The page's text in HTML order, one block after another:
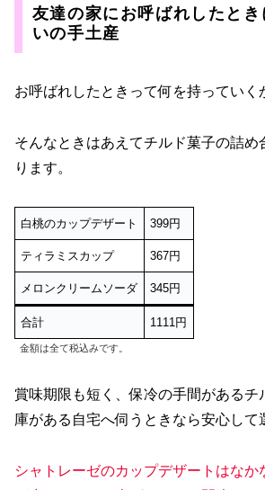
友達の家にお呼ばれしたと
いの手土産
お呼ばれしたときって何を持っていく
そんなときはあえてチルド菓子の詰め
ります。
白桃のカップデザート 399円
ティラミスカップ 367円
メロンクリームソーダ 345円
合計 1111円
金額は全て税込みです。
賞味期限も短く、保冷の手間があるチ
庫がある自宅へ伺うときなら安心して
シャトレーゼのカップデザートはなか